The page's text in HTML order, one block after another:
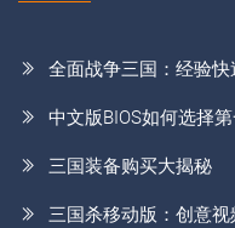
全面战争三国：经验
中文版BIOS如何选择
三国装备购买大揭秘
三国杀移动版：创意